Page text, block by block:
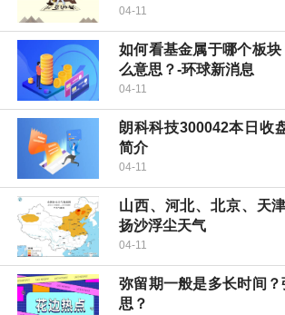
04-11
如何看基金属于哪个板
么意思？-环球新消息
04-11
朗科科技300042本日收
简介
04-11
山西、河北、北京、天
扬沙浮尘天气
04-11
弥留期一般是多长时间
思？